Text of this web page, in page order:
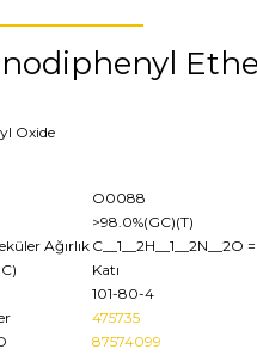
Oxide
O0088
>98.0%(GC)(T)
Ağırlık C__1__2H__1__2N__2O
Katı
101-80-4
475735
87574099